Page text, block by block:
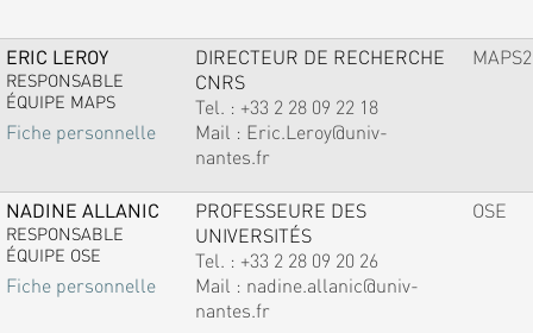
ERIC LEROY
RESPONSABLE
ÉQUIPE MAPS
Fiche personnelle
DIRECTEUR DE RECHERCHE
CNRS
Tel. : +33 2 28 09 22 18
Mail : Eric.Leroy@univ-
nantes.fr
MAPS2
NADINE ALLANIC
RESPONSABLE
ÉQUIPE OSE
Fiche personnelle
PROFESSEURE DES
UNIVERSITÉS
Tel. : +33 2 28 09 20 26
Mail : nadine.allanic@univ-
nantes.fr
OSE